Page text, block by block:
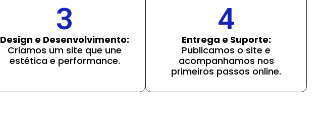
3
Design e Desenvolvimento:
Criamos um site que une
estética e performance.
4
Entrega e Suporte:
Publicamos o site e
acompanhamos nos
primeiros passos online.